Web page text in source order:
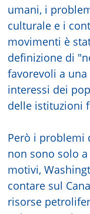
umani, i
culturale e i
movimenti è
definizione di
favorevoli a una
interessi dei
delle istituzioni
Però i problemi
non sono solo
motivi,
contare sul
risorse